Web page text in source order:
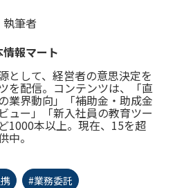
執筆者
情報マート
として、経営者の意思決定を
を配信。コンテンツは、「直
業界動向」「補助金・助成金
ュー」「新入社員の教育ツー
1000本以上。現在、15を超
中。
#業務委託